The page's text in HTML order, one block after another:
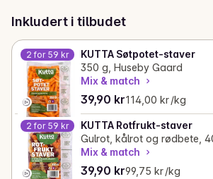
Inkludert i tilbudet
2 for 59 kr
KUTTA Søtpotet-staver
350 g, Huseby Gaard
Mix & match
39,90 kr
Gjeldende pris er: 39,90 kr
114,00 kr /kg
Stykkpris: 114,00 kr /kg
2 for 59 kr
KUTTA Rotfrukt-staver
Mix & match
39,90 kr
Gjeldende pris er: 39,90 kr
99,75 kr /kg
Stykkpris: 99,75 kr /kg